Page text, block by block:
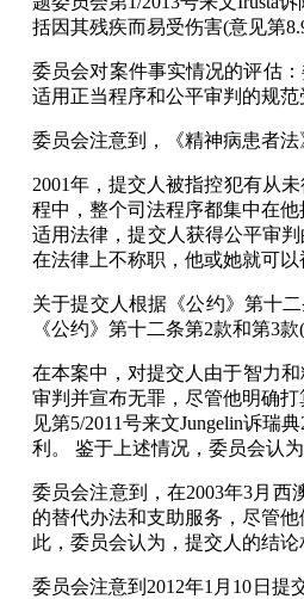
括因其残疾而易受伤害(意见第
委员会对案件事实情况的评估
适用正当程序和公平审判的规
委员会注意到，《精神病患者
2001年，提交人被指控犯有从
程中，整个司法程序都集中在
适用法律，提交人获得公平审
在法律上不称职，他或她就可
关于提交人根据《公约》第十
《公约》第十二条第2款和第3
在本案中，对提交人由于智力
审判并宣布无罪，尽管他明确
见第5/2011号来文Jungelin诉
利。 鉴于上述情况，委员会认
委员会注意到，在2003年3月
的替代办法和支助服务，尽管
此，委员会认为，提交人的结
委员会注意到2012年1月10日